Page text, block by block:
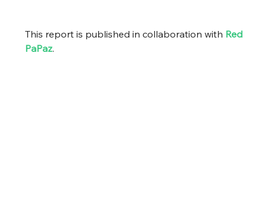
This report is published in collaboration with Red
PaPaz.